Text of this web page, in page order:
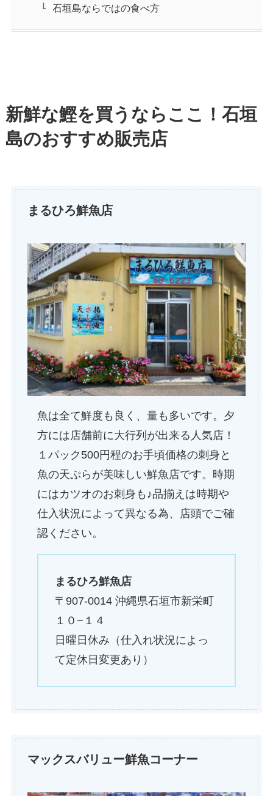
石垣島ならではの食べ方
新鮮な鰹を買うならここ！石垣
島のおすすめ販売店
まるひろ鮮魚店
魚は全て鮮度も良く、量も多いです。夕
方には店舗前に大行列が出来る人気店！
１パック500円程のお手頃価格の刺身と
魚の天ぷらが美味しい鮮魚店です。時期
にはカツオのお刺身も♪品揃えは時期や
仕入状況によって異なる為、店頭でご確
認ください。
まるひろ鮮魚店
〒907-0014 沖縄県石垣市新栄町
１０−１４
日曜日休み（仕入れ状況によっ
て定休日変更あり）
マックスバリュー鮮魚コーナー